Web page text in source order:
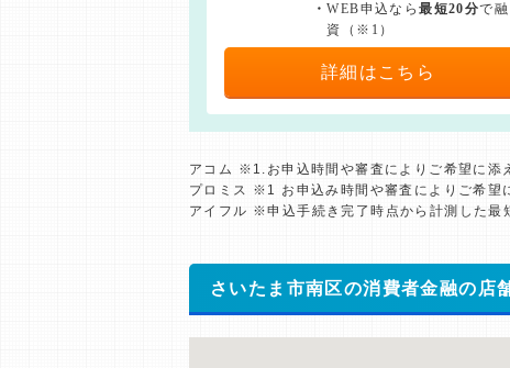
・WEB申込なら最短20分で融
資（※1）
詳細はこちら
アコム ※1.お申込時間や審査によりご希望に添
プロミス ※1 お申込み時間や審査によりご希望
アイフル ※申込手続き完了時点から計測した最
さいたま市南区の消費者金融の店